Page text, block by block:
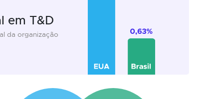
em T&D
da organização